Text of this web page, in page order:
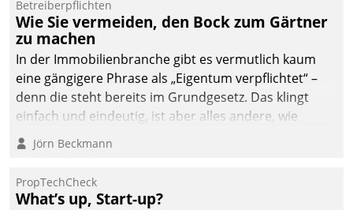
Betreiberpflichten
Wie Sie vermeiden, den Bock zum Gärtner
zu machen
In der Immobilienbranche gibt es vermutlich kaum
eine gängigere Phrase als „Eigentum verpflichtet“ –
denn die steht bereits im Grundgesetz. Das klingt
einfach und eindeutig, ist aber alles andere, wie
Branchenbeschäftigte wissen. Denn mit der
Verantwortung folgen Verpflichtungen.
Jörn Beckmann
PropTechCheck
What’s up, Start-up?